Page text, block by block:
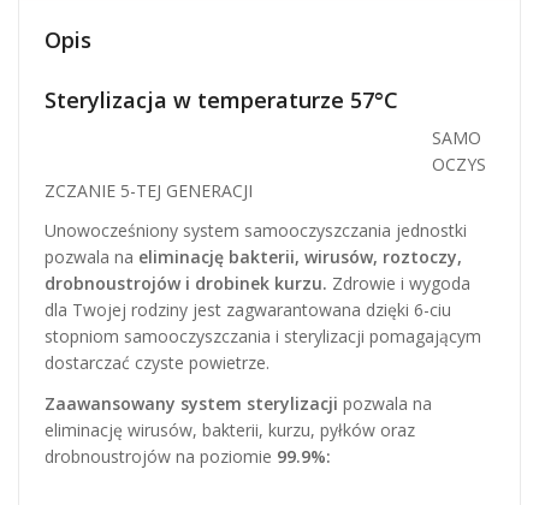
Opis
Sterylizacja w temperaturze 57°C
SAMO
OCZYS
ZCZANIE 5-TEJ GENERACJI
Unowocześniony system samooczyszczania jednostki
pozwala na eliminację bakterii, wirusów, roztoczy,
drobnoustrojów i drobinek kurzu. Zdrowie i wygoda
dla Twojej rodziny jest zagwarantowana dzięki 6-ciu
stopniom samooczyszczania i sterylizacji pomagającym
dostarczać czyste powietrze.
Zaawansowany system sterylizacji pozwala na
eliminację wirusów, bakterii, kurzu, pyłków oraz
drobnoustrojów na poziomie 99.9%: